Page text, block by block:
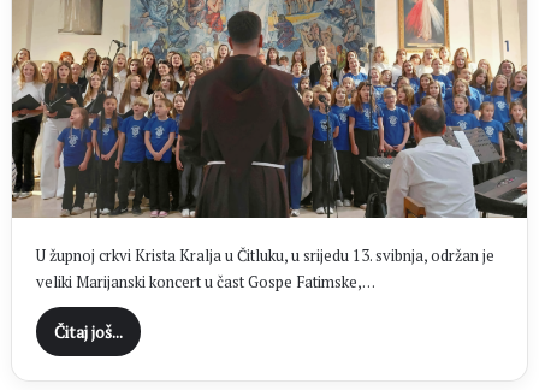
U župnoj crkvi Krista Kralja u Čitluku, u srijedu 13. svibnja, održan je
veliki Marijanski koncert u čast Gospe Fatimske,…
Čitaj još...